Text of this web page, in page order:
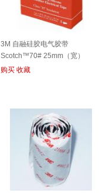
3M 自融硅胶电气胶带
Scotch™70# 25mm（宽）
购买 收藏